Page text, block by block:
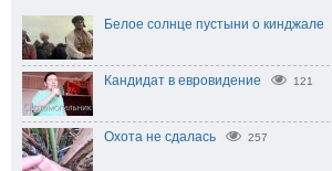
Белое солнце пустыни о кинджале
Кандидат в евровидение 121
Охота не сдалась 257